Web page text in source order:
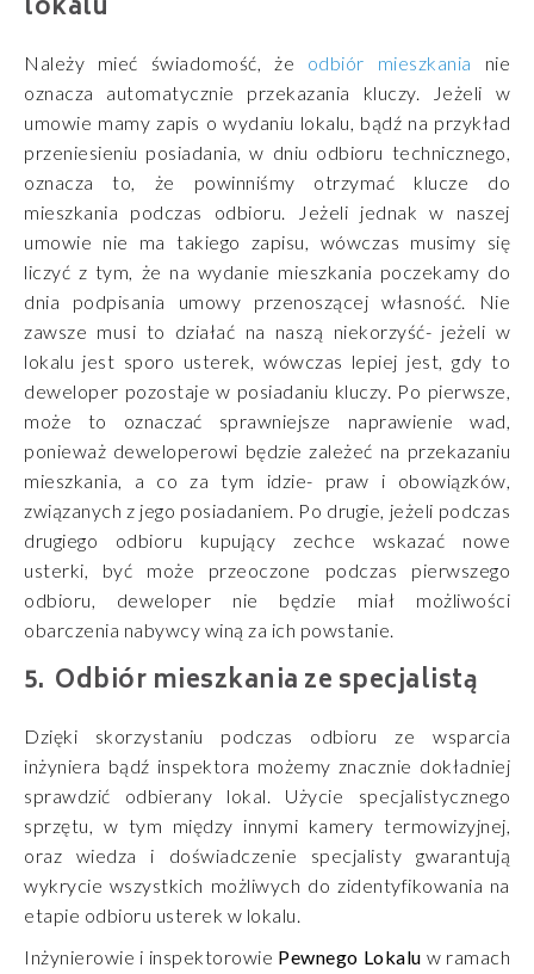
lokalu
Należy mieć świadomość, że odbiór mieszkania nie
oznacza automatycznie przekazania kluczy. Jeżeli w
umowie mamy zapis o wydaniu lokalu, bądź na przykład
przeniesieniu posiadania, w dniu odbioru technicznego,
oznacza to, że powinniśmy otrzymać klucze do
mieszkania podczas odbioru. Jeżeli jednak w naszej
umowie nie ma takiego zapisu, wówczas musimy się
liczyć z tym, że na wydanie mieszkania poczekamy do
dnia podpisania umowy przenoszącej własność.
Nie
zawsze musi to działać na naszą niekorzyść- jeżeli w
lokalu jest sporo usterek, wówczas lepiej jest, gdy to
deweloper pozostaje w posiadaniu kluczy. Po pierwsze,
może to oznaczać sprawniejsze naprawienie wad,
ponieważ deweloperowi będzie zależeć na przekazaniu
mieszkania, a co za tym idzie- praw i obowiązków,
związanych z jego posiadaniem. Po drugie, jeżeli podczas
drugiego odbioru kupujący zechce wskazać nowe
usterki, być może przeoczone podczas pierwszego
odbioru, deweloper nie będzie miał możliwości
obarczenia nabywcy winą za ich powstanie.
Odbiór mieszkania ze specjalistą
Dzięki skorzystaniu podczas odbioru ze wsparcia
inżyniera bądź inspektora możemy znacznie dokładniej
sprawdzić odbierany lokal. Użycie specjalistycznego
sprzętu, w tym między innymi kamery termowizyjnej,
oraz wiedza i doświadczenie specjalisty gwarantują
wykrycie wszystkich możliwych do zidentyfikowania na
etapie odbioru usterek w lokalu.
Inżynierowie i inspektorowie Pewnego Lokalu w ramach